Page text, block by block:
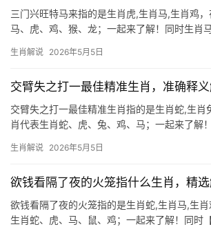
三门兴旺特马来指的是生肖虎,生肖马,生肖鸡
马、虎、鸡、猴、龙；一起来了解！同时生肖
喻骏马驰骋带来家族昌隆，而“倚香偎玉”则象
生肖解说 2026年5月5日
交臂失之打一最佳精准生肖，准确释
交臂失之打一最佳精准生肖指的是生肖蛇,生肖
肖代表生肖蛇、虎、兔、鸡、马；一起来了解
机缘，而将其投射到十二生肖中，生肖蛇无疑
生肖解说 2026年5月5日
欲钱看隔了夜的火笼指什么生肖，精
欲钱看隔了夜的火笼指的是生肖蛇,生肖马,生
生肖蛇、虎、马、鼠、鸡；一起来了解！同时